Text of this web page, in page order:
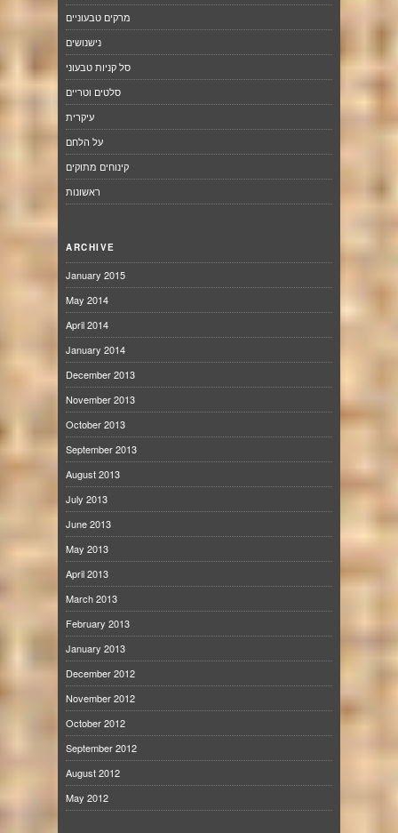
מרקים טבעוניים
נישנושים
סל קניות טבעוני
סלטים וטריים
עיקרית
על הלחם
קינוחים מתוקים
ראשונות
ARCHIVE
January 2015
May 2014
April 2014
January 2014
December 2013
November 2013
October 2013
September 2013
August 2013
July 2013
June 2013
May 2013
April 2013
March 2013
February 2013
January 2013
December 2012
November 2012
October 2012
September 2012
August 2012
May 2012